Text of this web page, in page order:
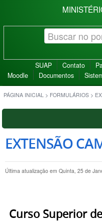
SUAP Contato
Moodle
Documentos
PÁGINA INICIAL > FORMULÁRIOS >
EXTENSÃO
Última atualização em Quinta, 25 de
Curso Superior